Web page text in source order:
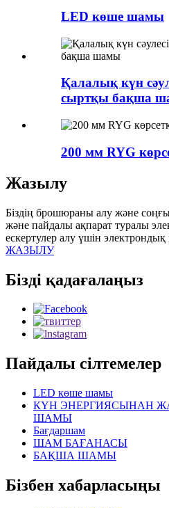
LED көше шамы
Қалалық күн
сыртқы бақша
200 мм RYG
Жазылу
Біздің брошюраны алу және
және пайдалы ақпарат туралы
ескертулер алу үшін электрондық
ЖАЗЫЛУ
Бізді қадағалаңыз
Пайдалы сілтемелер
LED көше шамы
КҮН ЭНЕРГИЯСЫНАН
ШАМЫ
Бағдаршам
ШАМ БАҒАНАСЫ
БАҚША ШАМЫ
Бізбен хабарласыңы